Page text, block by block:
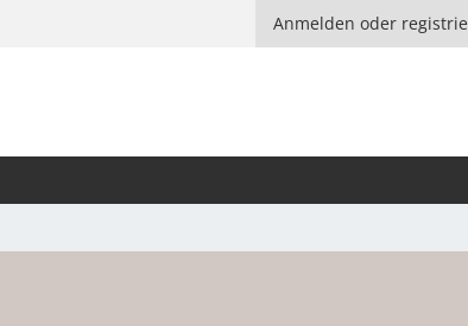
Anmelden oder